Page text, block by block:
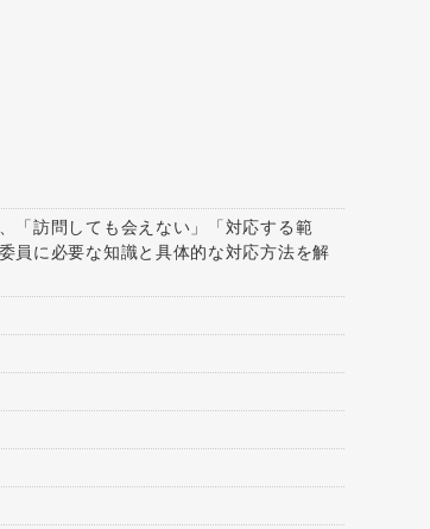
「訪問しても会えない」「対応する範
員に必要な知識と具体的な対応方法を解